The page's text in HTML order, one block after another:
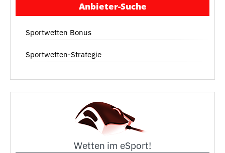
Anbieter-Suche
Sportwetten Bonus
Sportwetten-Strategie
Wetten im eSport!